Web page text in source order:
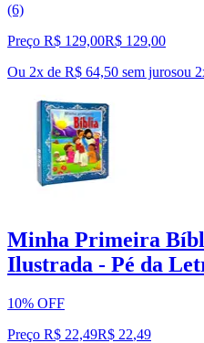
(6)
Preço R$ 129,00R$ 129,00
Ou 2x de R$ 64,50 sem jurosou 2
Minha Primeira
Ilustrada - Pé da
10% OFF
Preço R$ 22,49R$ 22,49